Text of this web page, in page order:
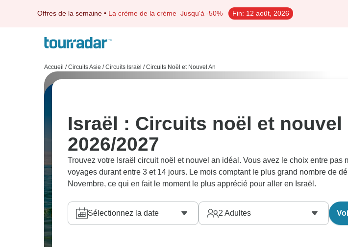
Offres de la semaine • La crème de la crème Jusqu'à -50% Fin: 12 août, 2026
Accueil / Circuits Asie / Circuits Israël / Circuits Noël et Nouvel An
Israël : Circuits noël et nouvel
2026/2027
Trouvez votre Israël circuit noël et nouvel an idéal. Vous avez le choix entre pas
voyages durant entre 3 et 14 jours. Le mois comptant le plus grand nombre de
Novembre, ce qui en fait le moment le plus apprécié pour aller en Israël.
Sélectionnez la date 2 Adultes